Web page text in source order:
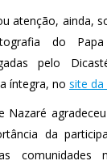
atenção, ainda,
do Papa
pelo
íntegra, no site da
Nazaré
da
comunidades